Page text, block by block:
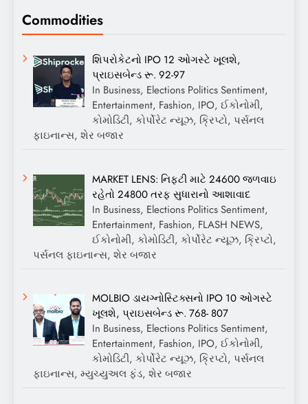
Commodities
શિપરોકેટનો IPO 12 ઓગસ્ટે ખૂલશે,
પ્રાઇસબેન્ડ રૂ. 92-97
In Business, Elections Politics Sentiment,
Entertainment, Fashion, IPO, ઈકોનોમી,
કોમોડિટી, કોર્પોરેટ ન્યૂઝ, ક્રિપ્ટો, પર્સનલ
ફાઇનાન્સ, શેર બજાર
MARKET LENS: નિફ્ટી માટે 24600 જળવાઇ
રહેતો 24800 તરફ સુધારાનો આશાવાદ
In Business, Elections Politics Sentiment,
Entertainment, Fashion, FLASH NEWS,
ઈકોનોમી, કોમોડિટી, કોર્પોરેટ ન્યૂઝ, ક્રિપ્ટો,
પર્સનલ ફાઇનાન્સ, શેર બજાર
MOLBIO ડાયગ્નોસ્ટિક્સનો IPO 10 ઓગસ્ટે
ખૂલશે, પ્રાઇસબેન્ડ રૂ. 768- 807
In Business, Elections Politics Sentiment,
Entertainment, Fashion, IPO, ઈકોનોમી,
કોમોડિટી, કોર્પોરેટ ન્યૂઝ, ક્રિપ્ટો, પર્સનલ
ફાઇનાન્સ, મ્યુચ્યુઅલ ફંડ, શેર બજાર